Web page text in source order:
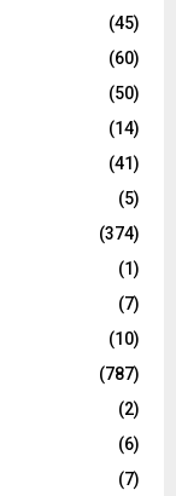
(45)
(60)
(50)
(14)
(41)
(5)
(374)
(1)
(7)
(10)
(787)
(2)
(6)
(7)